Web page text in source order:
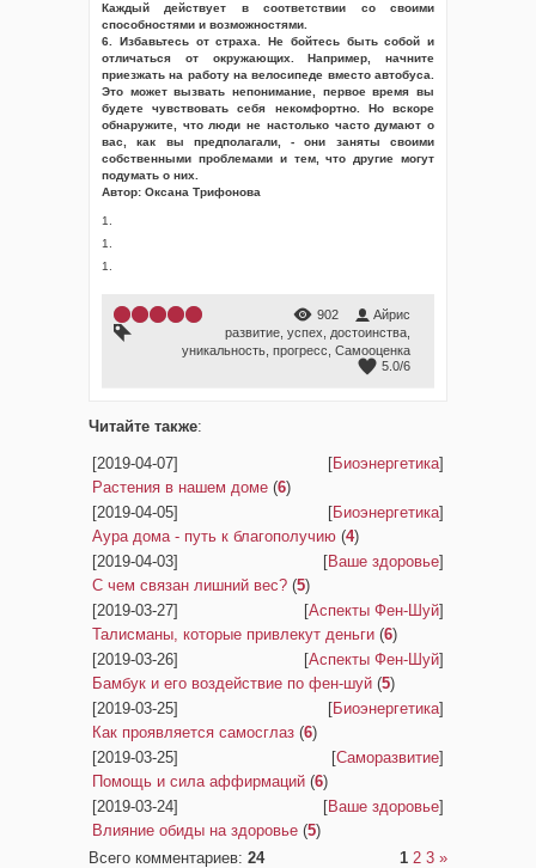
Каждый действует в соответствии со своими
способностями и возможностями.
6. Избавьтесь от страха. Не бойтесь быть собой и
отличаться от окружающих. Например, начните
приезжать на работу на велосипеде вместо автобуса.
Это может вызвать непонимание, первое время вы
будете чувствовать себя некомфортно. Но вскоре
обнаружите, что люди не настолько часто думают о
вас, как вы предполагали, - они заняты своими
собственными проблемами и тем, что другие могут
подумать о них.
Автор: Оксана Трифонова
1.
1.
1.
902
Айрис
развитие успех достоинства
уникальность прогресс Самооценка
5.0/6
Читайте также:
[2019-04-07] [Биоэнергетика]
Растения в нашем доме (6)
[2019-04-05]
[Биоэнергетика]
Аура дома - путь к благополучию (4)
[2019-04-03]
[Ваше здоровье]
С чем связан лишний вес? (5)
[2019-03-27]
[Аспекты Фен-Шуй]
Талисманы, которые привлекут деньги (6)
[2019-03-26]
[Аспекты Фен-Шуй]
Бамбук и его воздействие по фен-шуй (5)
[2019-03-25]
[Биоэнергетика]
Как проявляется самосглаз (6)
[2019-03-25]
[Саморазвитие]
Помощь и сила аффирмаций (6)
[2019-03-24]
[Ваше здоровье]
Влияние обиды на здоровье (5)
Всего комментариев: 24 1 2 3 »